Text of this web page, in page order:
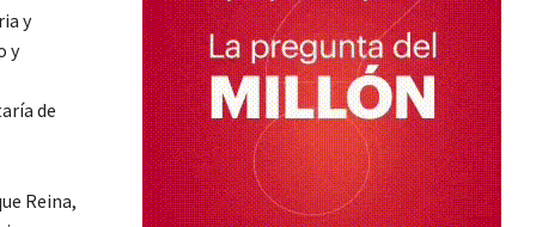
y
y
de
Reina,